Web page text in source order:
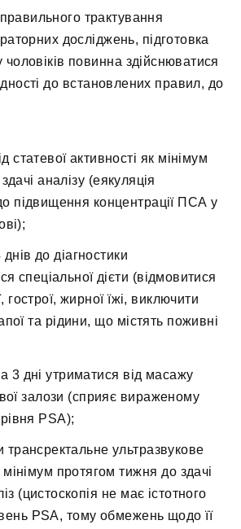
трактування
досліджень, підготовка
повинна здійснюватися
до встановлених правил, до
статевої активності як мінімум
аналізу (еякуляція
підвищення концентрації ПСА у
до діагностики
спеціальної дієти (відмовитися
гострої, жирної їжі, виключити
та рідини, що містять поживні
3 дні утриматися від масажу
залози (сприяє вираженому
PSA);
трансректальне ультразвукове
протягом тижня до здачі
(цистоскопія не має істотного
PSA, тому обмежень щодо її